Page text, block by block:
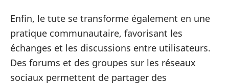
Enfin, le tute se transforme également en une
pratique communautaire, favorisant les
échanges et les discussions entre utilisateurs.
Des forums et des groupes sur les réseaux
sociaux permettent de partager des